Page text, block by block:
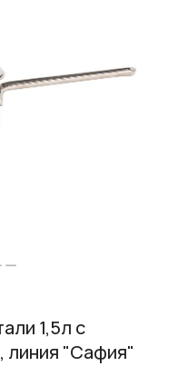
1,5л с
линия "Сафия"